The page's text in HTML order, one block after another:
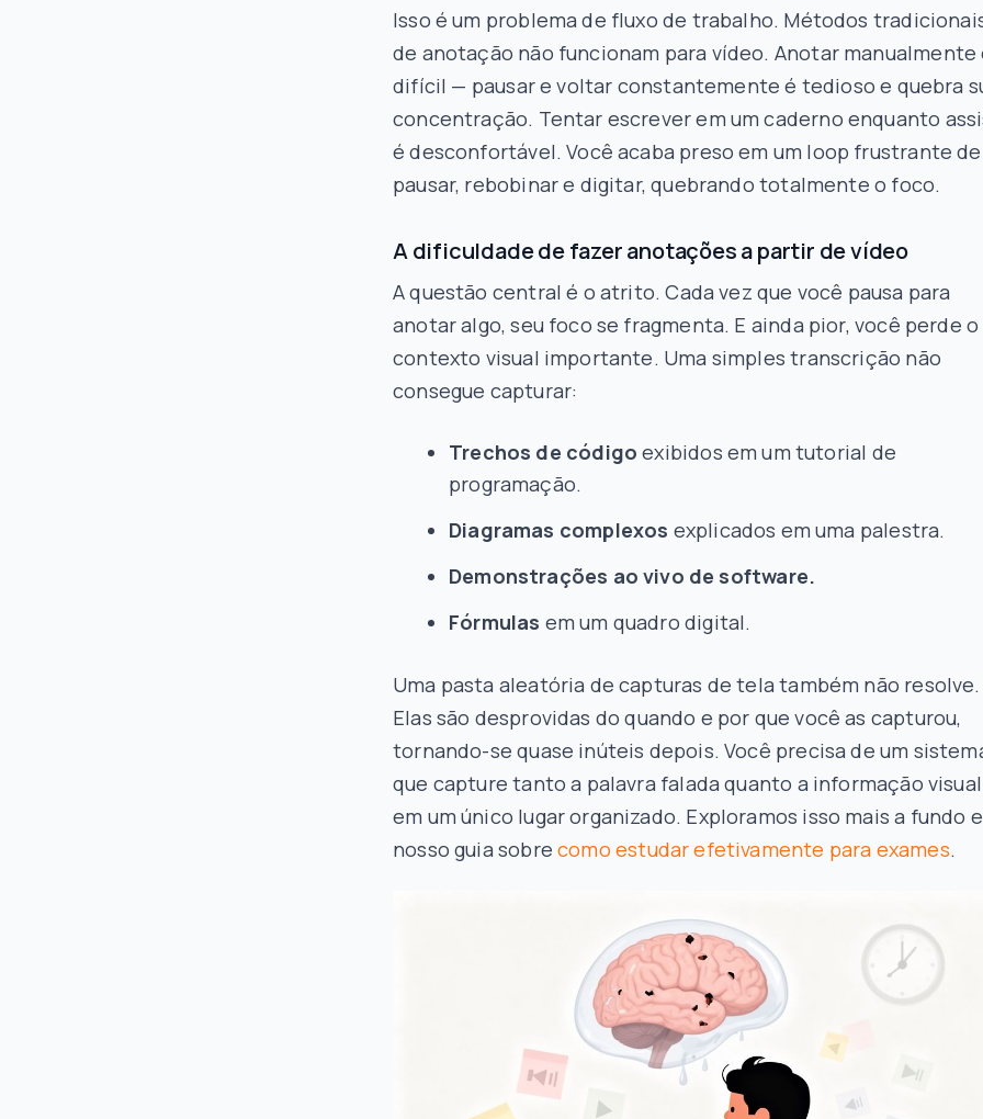
Isso é um problema de fluxo de trabalho. Métodos
de anotação não funcionam para vídeo. Anotar manualmente
difícil — pausar e voltar constantemente é tedioso e quebra
concentração. Tentar escrever em um caderno enquanto
é desconfortável. Você acaba preso em um loop frustrante de
pausar, rebobinar e digitar, quebrando totalmente o foco.
A dificuldade de fazer anotações a partir de vídeo
A questão central é o atrito. Cada vez que você pausa para
anotar algo, seu foco se fragmenta. E ainda pior, você perde o
contexto visual importante. Uma simples transcrição não
consegue capturar:
Trechos de código exibidos em um tutorial de
programação.
Diagramas complexos explicados em uma palestra.
Demonstrações ao vivo de software.
Fórmulas em um quadro digital.
Uma pasta aleatória de capturas de tela também não resolve.
Elas são desprovidas doquando e por que você as capturou,
tornando-se quase inúteis depois. Você precisa de um
que capture tanto a palavra falada quanto a informação visual
em um único lugar organizado. Exploramos isso mais a fundo
nosso guia sobrecomo estudar efetivamente para exames.